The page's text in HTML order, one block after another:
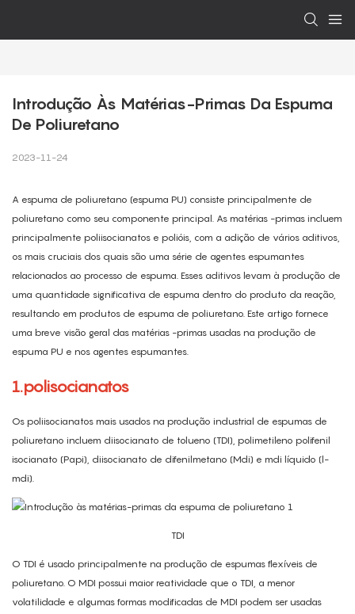
Introdução Às Matérias-Primas Da Espuma
De Poliuretano
2023-11-24
A espuma de poliuretano (espuma PU) consiste principalmente de
poliuretano como seu componente principal. As matérias -primas incluem
principalmente poliisocianatos e polióis, com a adição de vários aditivos,
os mais cruciais dos quais são uma série de agentes espumantes
relacionados ao processo de espuma. Esses aditivos levam à produção de
uma quantidade significativa de espuma dentro do produto da reação,
resultando em produtos de espuma de poliuretano. Este artigo fornece
uma breve visão geral das matérias -primas usadas na produção de
espuma PU e nos agentes espumantes.
1.polisocianatos
Os poliisocianatos mais usados ​​na produção industrial de espumas de
poliuretano incluem diisocianato de tolueno (TDI), polimetileno polifenil
isocianato (Papi), diisocianato de difenilmetano (Mdi) e mdi líquido (l-
mdi).
TDI
O TDI é usado principalmente na produção de espumas flexíveis de
poliuretano. O MDI possui maior reatividade que o TDI, a menor
volatilidade e algumas formas modificadas de MDI podem ser usadas